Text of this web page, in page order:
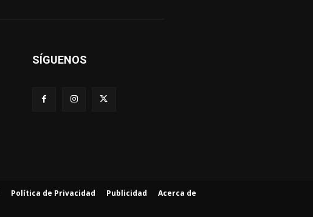
SÍGUENOS
Política de Privacidad Publicidad Acerca de